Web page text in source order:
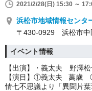
2021/2/28(日) 15:30 ～
浜松市地域情報センタ
〒430-0929 浜松市中
イベント情報
【出演】・義太夫 野
【演目】 ①義太夫 萬歳
情七不思議より「異聞片